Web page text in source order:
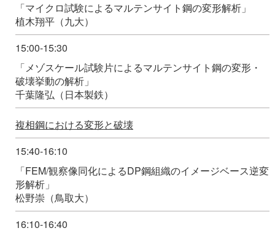
「マイクロ試験によるマルテンサイト鋼の変形解析」
植木翔平（九大）
15:00-15:30
「メゾスケール試験片によるマルテンサイト鋼の変形・
破壊挙動の解析」
千葉隆弘（日本製鉄）
複相鋼における変形と破壊
15:40-16:10
「FEM/観察像同化によるDP鋼組織のイメージベース逆変
形解析」
松野崇（鳥取大）
16:10-16:40